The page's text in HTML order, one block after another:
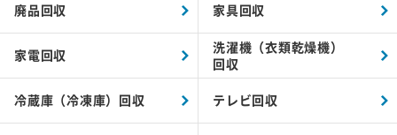
廃品回収 家具回収
家電回収
洗濯機（衣類乾燥機）
回収
冷蔵庫（冷凍庫）回収 テレビ回収